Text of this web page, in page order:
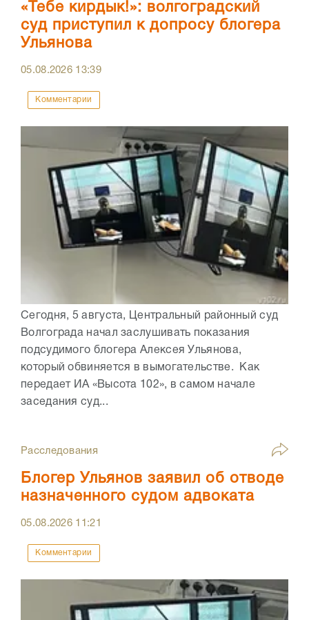
«Тебе кирдык!»: волгоградский
суд приступил к допросу блогера
Ульянова
05.08.2026 13:39
Комментарии
Сегодня, 5 августа, Центральный районный суд
Волгограда начал заслушивать показания
подсудимого блогера Алексея Ульянова,
который обвиняется в вымогательстве. Как
передает ИА «Высота 102», в самом начале
заседания суд...
Расследования
Блогер Ульянов заявил об отводе
назначенного судом адвоката
05.08.2026 11:21
Комментарии